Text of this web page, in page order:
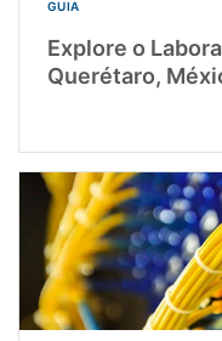
GUIA
Explore o
Querétaro,